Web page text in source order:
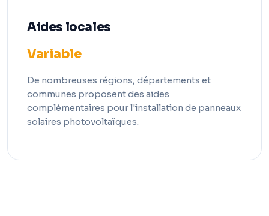
Aides locales
Variable
De nombreuses régions, départements et
communes proposent des aides
complémentaires pour l'installation de panneaux
solaires photovoltaïques.